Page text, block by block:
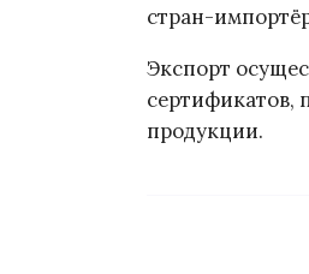
стран-
Экспорт
сертификатов,
продукции.